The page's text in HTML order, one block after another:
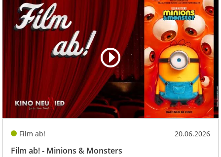
Film ab! 20.06.2026
Film ab! - Minions & Monsters